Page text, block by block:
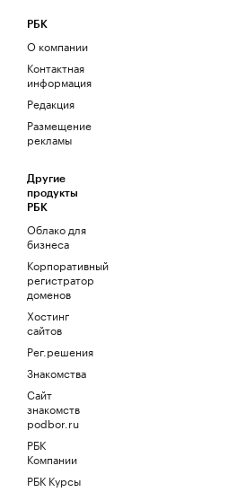
РБК
О компании
Контактная
информация
Редакция
Размещение
рекламы
Другие
продукты
РБК
Облако для
бизнеса
Корпоративный
регистратор
доменов
Хостинг
сайтов
Рег.решения
Знакомства
Сайт
знакомств
podbor.ru
РБК
Компании
РБК Курсы